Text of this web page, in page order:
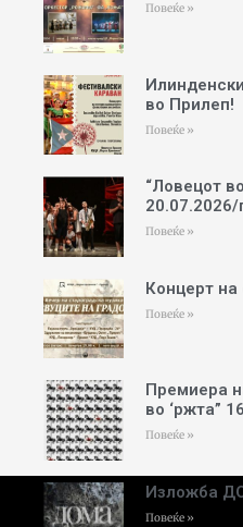
Повеќе »
во Прилеп!
Повеќе »
“Ловецот
Повеќе »
Концерт на
Повеќе »
Премиера
во ‘ржта”
Повеќе »
Изложба
Повеќе »